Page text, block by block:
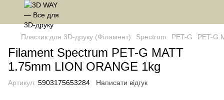
Пластик для 3D-друку (Філамент) Spectrum PET-G PET-G
Filament Spectrum PET-G MATT
1.75mm LION ORANGE 1kg
Артикул: 5903175653284 Написати відгук